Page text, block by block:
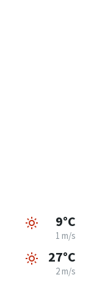
9°C
1 m/s
27°C
2 m/s